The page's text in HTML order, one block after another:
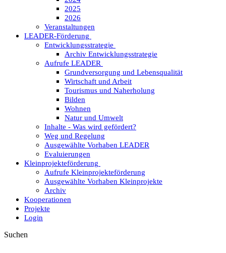
2025
2026
Veranstaltungen
LEADER-Förderung
Entwicklungsstrategie
Archiv Entwicklungsstrategie
Aufrufe LEADER
Grundversorgung und Lebensqualität
Wirtschaft und Arbeit
Tourismus und Naherholung
Bilden
Wohnen
Natur und Umwelt
Inhalte - Was wird gefördert?
Weg und Regelung
Ausgewählte Vorhaben LEADER
Evaluierungen
Kleinprojekteförderung
Aufrufe Kleinprojekteförderung
Ausgewählte Vorhaben Kleinprojekte
Archiv
Kooperationen
Projekte
Login
Suchen